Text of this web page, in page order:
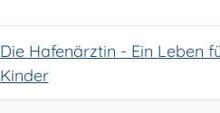
Die Hafenärztin - Ein Leben
Kinder